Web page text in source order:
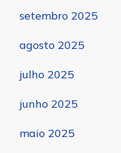
setembro 2025
agosto 2025
julho 2025
junho 2025
maio 2025